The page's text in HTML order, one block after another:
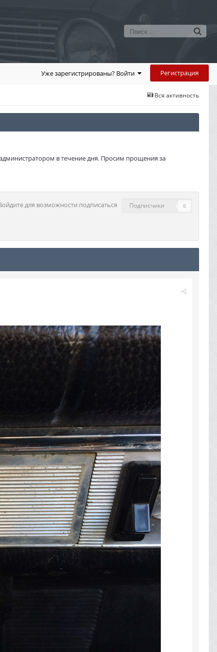
Уже зарегистрированы? Войти Регистрация
Вся активность
в течение дня. Просим прощения за
для возможности подписаться Подписчики 0